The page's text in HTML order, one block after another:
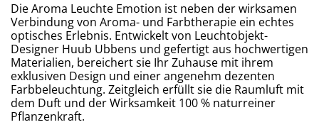
Die Aroma Leuchte Emotion ist neben der wirksamen
Verbindung von Aroma- und Farbtherapie ein echtes
optisches Erlebnis. Entwickelt von Leuchtobjekt-
Designer Huub Ubbens und gefertigt aus hochwertigen
Materialien, bereichert sie Ihr Zuhause mit ihrem
exklusiven Design und einer angenehm dezenten
Farbbeleuchtung. Zeitgleich erfüllt sie die Raumluft mit
dem Duft und der Wirksamkeit 100 % naturreiner
Pflanzenkraft.